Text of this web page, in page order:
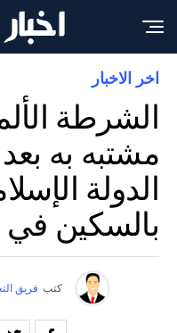
اخر الاخبار
الشرطة
مشتبه به
الدولة
بالسكين
كتب فريق